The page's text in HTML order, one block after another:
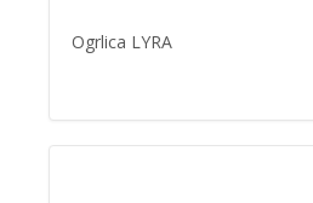
Ogrlica LYRA